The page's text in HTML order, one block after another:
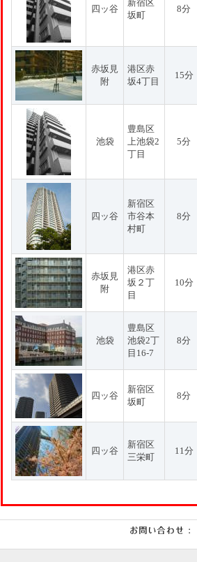
四ッ谷
新宿区
坂町
8分
赤坂見
附
港区赤
坂4丁目
15分
池袋
豊島区
上池袋2
丁目
5分
四ッ谷
新宿区
市谷本
村町
8分
赤坂見
附
港区赤
坂２丁
目
10分
池袋
豊島区
池袋2丁
目16-7
8分
四ッ谷
新宿区
坂町
8分
四ッ谷
新宿区
三栄町
11分